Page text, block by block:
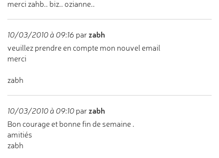
merci zahb.. biz.. ozianne..
10/03/2010 à 09:16 par zabh
veuillez prendre en compte mon nouvel email
merci
zabh
10/03/2010 à 09:10 par zabh
Bon courage et bonne fin de semaine .
amitiés
zabh